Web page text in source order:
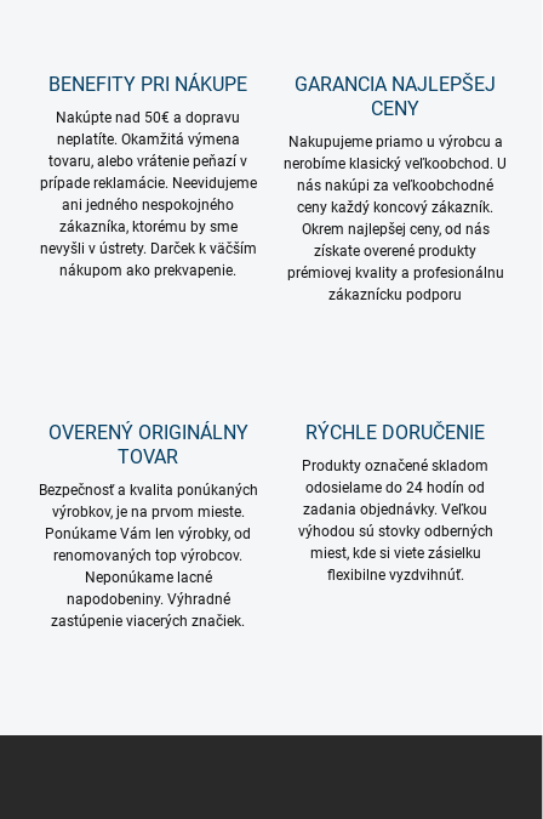
BENEFITY PRI NÁKUPE
Nakúpte nad 50€ a dopravu
neplatíte. Okamžitá výmena
tovaru, alebo vrátenie peňazí v
prípade reklamácie. Neevidujeme
ani jedného nespokojného
zákazníka, ktorému by sme
nevyšli v ústrety. Darček k väčším
nákupom ako prekvapenie.
GARANCIA NAJLEPŠEJ
CENY
Nakupujeme priamo u výrobcu a
nerobíme klasický veľkoobchod. U
nás nakúpi za veľkoobchodné
ceny každý koncový zákazník.
Okrem najlepšej ceny, od nás
získate overené produkty
prémiovej kvality a profesionálnu
zákaznícku podporu
OVERENÝ ORIGINÁLNY
TOVAR
Bezpečnosť a kvalita ponúkaných
výrobkov, je na prvom mieste.
Ponúkame Vám len výrobky, od
renomovaných top výrobcov.
Neponúkame lacné
napodobeniny. Výhradné
zastúpenie viacerých značiek.
RÝCHLE DORUČENIE
Produkty označené skladom
odosielame do 24 hodín od
zadania objednávky. Veľkou
výhodou sú stovky odberných
miest, kde si viete zásielku
flexibilne vyzdvihnúť.